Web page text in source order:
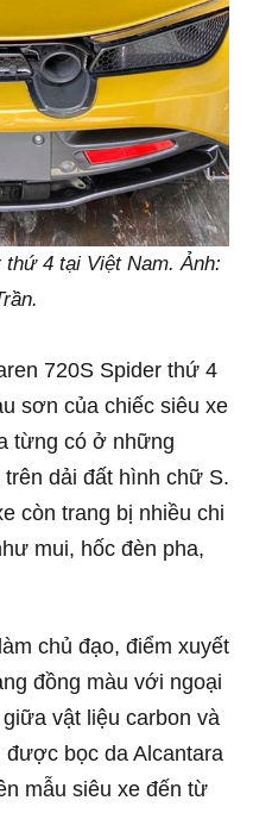
thứ 4 tại Việt Nam. Ảnh:
720S Spider thứ 4
sơn của chiếc siêu xe
từng có ở những
dải đất hình chữ S.
còn trang bị nhiều chi
mui, hốc đèn pha,
chủ đạo, điểm xuyết
đồng màu với ngoại
vật liệu carbon và
được bọc da Alcantara
mẫu siêu xe đến từ